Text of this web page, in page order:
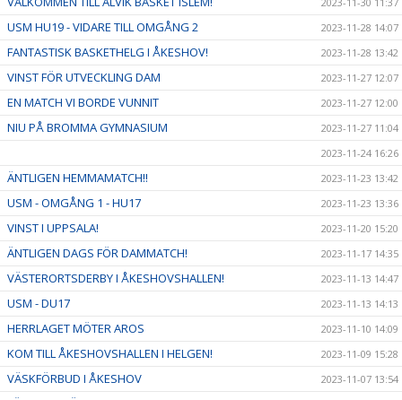
USM HU19 - VIDARE TILL OMGÅNG 2 2023-11-28 14:07
FANTASTISK BASKETHELG I ÅKESHOV! 2023-11-28 13:42
VINST FÖR UTVECKLING DAM 2023-11-27 12:07
EN MATCH VI BORDE VUNNIT 2023-11-27 12:00
NIU PÅ BROMMA GYMNASIUM
2023-11-27 11:04
2023-11-24 16:26
ÄNTLIGEN HEMMAMATCH!! 2023-11-23 13:42
USM - OMGÅNG 1 - HU17 2023-11-23 13:36
VINST I UPPSALA! 2023-11-20 15:20
ÄNTLIGEN DAGS FÖR DAMMATCH! 2023-11-17 14:35
VÄSTERORTSDERBY I ÅKESHOVSHALLEN! 2023-11-13 14:47
USM - DU17 2023-11-13 14:13
HERRLAGET MÖTER AROS 2023-11-10 14:09
KOM TILL ÅKESHOVSHALLEN I HELGEN! 2023-11-09 15:28
VÄSKFÖRBUD I ÅKESHOV 2023-11-07 13:54